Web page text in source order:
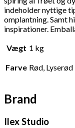
indeholder nyttige
omplantning. Samt
inspirationer.
Vægt 1 kg
Farve Rød,
Brand
Ilex Studio